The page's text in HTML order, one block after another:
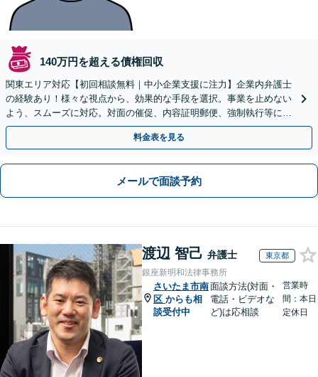
140万円を超える債権回収
関東エリア対応【初回相談無料｜中小企業支援に注力】企業内弁護士
の経験あり！様々な視点から、効果的な手段を選択。事業を止めない
よう、スムーズに対応。対面の催促、内容証明郵便、強制執行等に精
通。お困りの方はすぐにご相談を【オンライン面談◎】
料金表を見る
メールで面談予約
渡辺 智己 弁護士 東京都
銀座新明和法律事務所
さいたま市南
区 からも相
談受付中
面談方法(対面・
電話・ビデオな
ど)は応相談
営業時
間：本日
定休日